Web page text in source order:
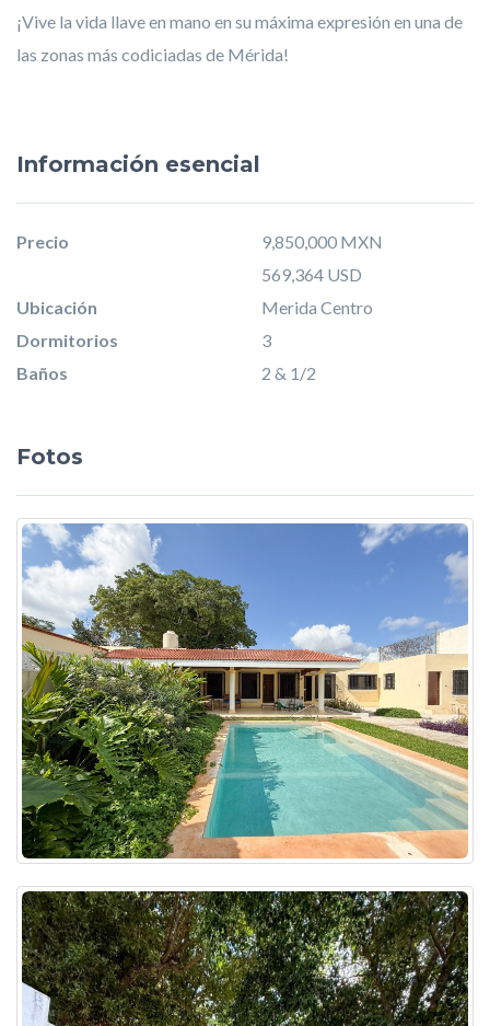
¡Vive la vida llave en mano en su máxima expresión en una de
las zonas más codiciadas de Mérida!
Información esencial
Precio
9,850,000 MXN
569,364 USD
Ubicación
Merida Centro
Dormitorios
3
Baños
2 & 1/2
Fotos